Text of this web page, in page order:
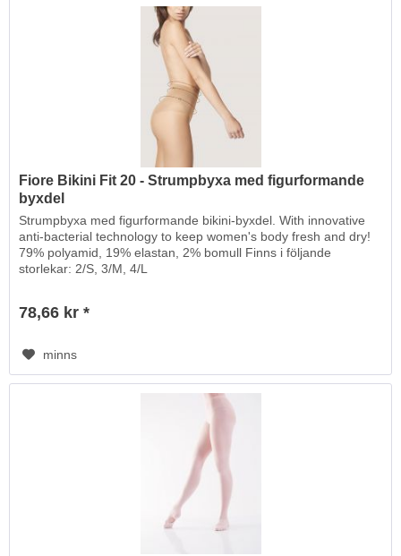
Fiore Bikini Fit 20 - Strumpbyxa med figurformande
byxdel
Strumpbyxa med figurformande bikini-byxdel. With innovative
anti-bacterial technology to keep women's body fresh and dry!
79% polyamid, 19% elastan, 2% bomull Finns i följande
storlekar: 2/S, 3/M, 4/L
78,66 kr *
minns